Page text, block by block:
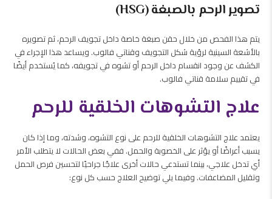
تصوير الرحم بالصبغة (HSG)
يتم هذا الفحص من خلال حقن صبغة خاصة داخل تجويف الرحم، ثم تصويره
بالأشعة السينية لرؤية شكل التجويف وقناتي فالوب. ويساعد هذا الإجراء في
الكشف عن وجود انقسام داخل الرحم أو تشوه في تجويفه، كما يُستخدم أيضًا
في تقييم سلامة قناتي فالوب.
علاج التشوهات الخلقية للرحم
يعتمد علاج التشوهات الخلقية للرحم على نوع التشوه، وشدته، وما إذا كان
يسبب أعراضًا أو يؤثر على الخصوبة والحمل. ففي بعض الحالات لا يتطلب الأمر
أي تدخل علاجي، بينما تستدعي حالات أخرى علاجًا جراحيًا لتحسين فرص الحمل
وتقليل المضاعفات. وفيما يلي توضيح العلاج حسب كل نوع: